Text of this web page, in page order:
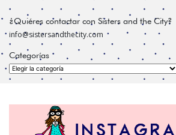
¿Quiéres contactar con Sisters and the City?
info@sistersandthecity.com
Categorías
Categorías